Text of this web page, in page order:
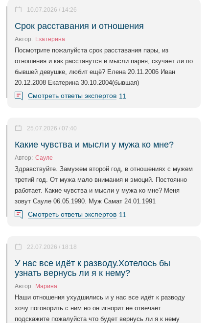
Срок расставания и отношения
10.07.2026 / 14:26
Автор: Екатерина
Посмотрите пожалуйста срок расставания пары, из
отношения и как расстанутся и мысли парня, скучает ли по
бывшей девушке, любит ещё? Елена 20.11.2006 Иван
20.12.2008 Екатерина 30.10.2004(бывшая)
Смотреть ответы экспертов 11
Какие чувства и мысли у мужа ко мне?
25.07.2026 / 07:40
Автор: Сауле
Здравствуйте. Замужем второй год, в отношениях с мужем
третий год. От мужа мало внимания и эмоций. Постоянно
работает. Какие чувства и мысли у мужа ко мне? Меня
зовут Сауле 06.05.1990. Муж Самат 24.01.1991
Смотреть ответы экспертов 11
У нас все идёт к разводу.Хотелось бы
узнать вернусь ли я к нему?
22.07.2026 / 18:18
Автор: Марина
Наши отношения ухудшились и у нас все идёт к разводу
хочу поговорить с ним но он игнорит не отвечает
подскажите пожалуйста что будет вернусь ли я к нему